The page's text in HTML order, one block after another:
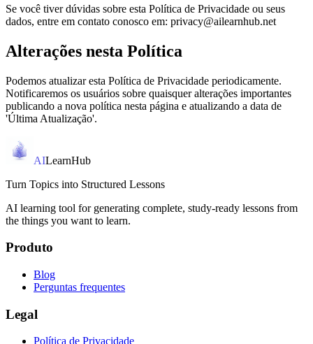
Se você tiver dúvidas sobre esta Política de Privacidade ou seus
dados, entre em contato conosco em: privacy@ailearnhub.net
Alterações nesta Política
Podemos atualizar esta Política de Privacidade periodicamente.
Notificaremos os usuários sobre quaisquer alterações importantes
publicando a nova política nesta página e atualizando a data de
'Última Atualização'.
AILearnHub
Turn Topics into Structured Lessons
AI learning tool for generating complete, study-ready lessons from
the things you want to learn.
Produto
Blog
Perguntas frequentes
Legal
Política de Privacidade